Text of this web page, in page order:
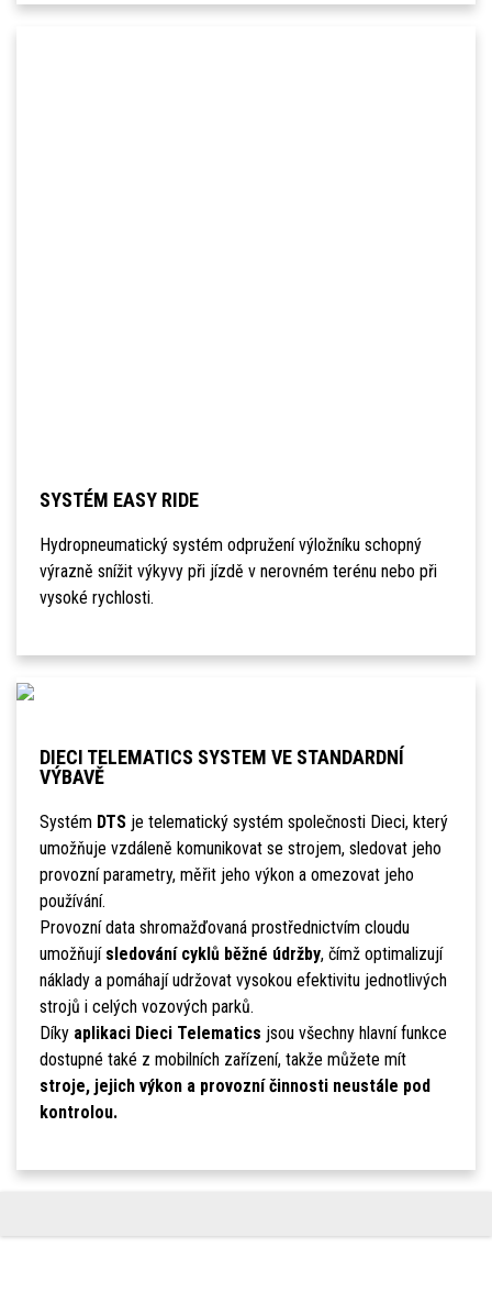
SYSTÉM EASY RIDE
Hydropneumatický systém odpružení výložníku schopný
výrazně snížit výkyvy při jízdě v nerovném terénu nebo při
vysoké rychlosti.
DIECI TELEMATICS SYSTEM VE STANDARDNÍ
VÝBAVĚ
Systém DTSje telematický systém společnosti Dieci, který
umožňuje vzdáleně komunikovat se strojem, sledovat jeho
provozní parametry, měřit jeho výkon a omezovat jeho
používání.
Provozní data shromažďovaná prostřednictvím cloudu
umožňují sledování cyklů běžné údržby, čímž optimalizují
náklady a pomáhají udržovat vysokou efektivitu jednotlivých
strojů i celých vozových parků.
Díky aplikaci Dieci Telematics jsou všechny hlavní funkce
dostupné také z mobilních zařízení, takže můžete mít
stroje, jejich výkon a provozní činnosti neustále pod
kontrolou.